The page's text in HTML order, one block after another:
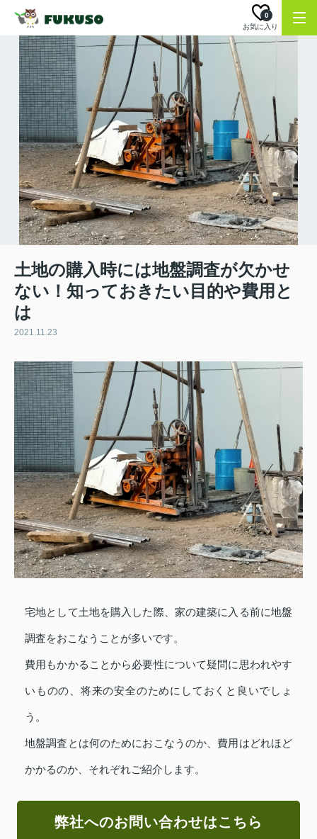
お気に入り
0
土地の購入時には地盤調査が欠かせ
ない！知っておきたい目的や費用と
は
2021.11.23
宅地として土地を購入した際、家の建築に入る前に地盤
調査をおこなうことが多いです。
費用もかかることから必要性について疑問に思われやす
いものの、将来の安全のためにしておくと良いでしょ
う。
地盤調査とは何のためにおこなうのか、費用はどれほど
かかるのか、それぞれご紹介します。
弊社へのお問い合わせはこちら